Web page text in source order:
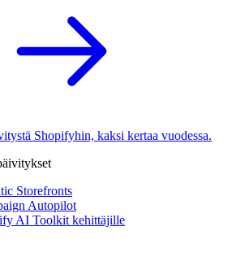
Shopifyhin, kaksi kertaa vuodessa.
Storefronts
Autopilot
AI Toolkit kehittäjille